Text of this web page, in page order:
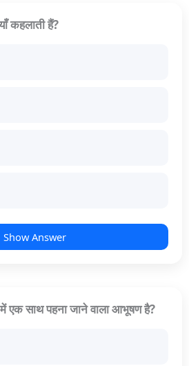
कहलाती हैं?
Show Answer
एक साथ पहना जाने वाला आभूषण है?